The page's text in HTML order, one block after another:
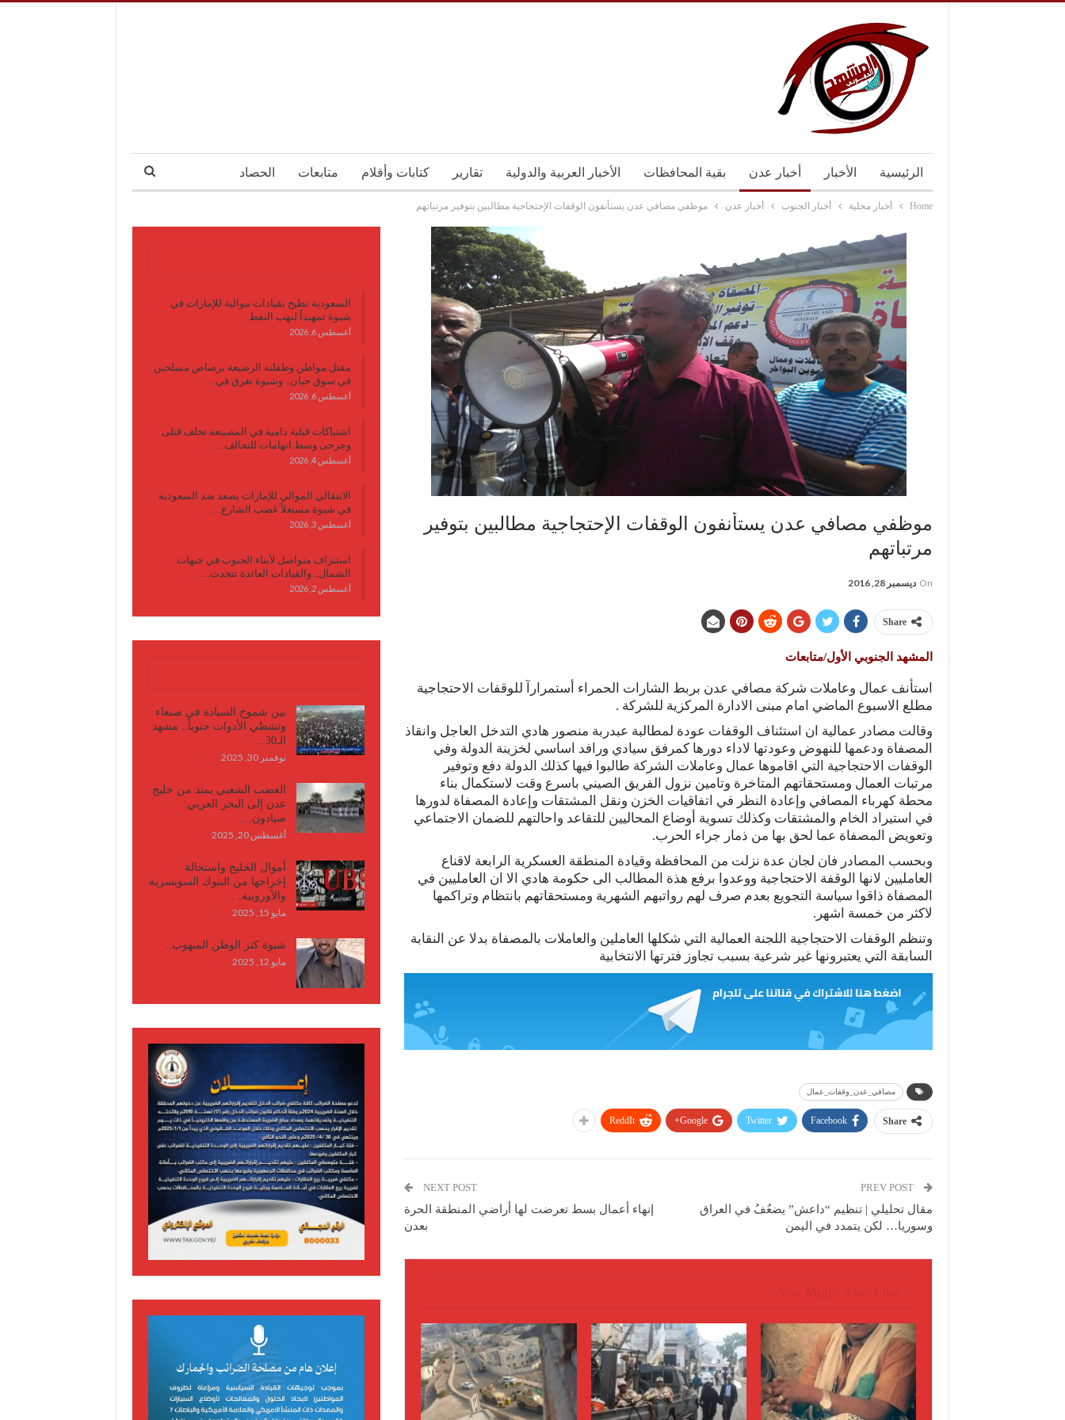
الرئيسية الأخبار أخبار عدن بقية المحافظات الأخبار العربية والدولية تقارير كتابات وأقلام متابعات الحصاد
Home أخبار محلية أخبار الجنوب أخبار عدن موظفي مصافي عدن يستأنفون الوقفات الإحتجاجية مطالبين بتوفير مرتباتهم
موظفي مصافي عدن يستأنفون الوقفات الإحتجاجية مطالبين بتوفير
مرتباتهم
On ديسمبر 28, 2016
Share
المشهد الجنوبي الأول/متابعات
استأنف عمال وعاملات شركة مصافي عدن بربط الشارات الحمراء أستمرارآ للوقفات الاحتجاجية
مطلع الاسبوع الماضي امام مبنى الادارة المركزية للشركة .
وقالت مصادر عمالية ان استئناف الوقفات عودة لمطالبة عبدربة منصور هادي التدخل العاجل وانقاذ
المصفاة ودعمها للنهوض وعودتها لاداء دورها كمرفق سيادي ورافد اساسي لخزينة الدولة وفي
الوقفات الاحتجاجية التي اقاموها عمال وعاملات الشركة طالبوا فيها كذلك الدولة دفع وتوفير
مرتبات العمال ومستحقاتهم المتاخرة وتامين نزول الفريق الصيني باسرع وقت لاستكمال بناء
محطة كهرباء المصافي وإعادة النظر في اتفاقيات الخزن ونقل المشتقات وإعادة المصفاة لدورها
في استيراد الخام والمشتقات وكذلك تسوية أوضاع المحاليين للتقاعد واحالتهم للضمان الاجتماعي
وتعويض المصفاة عما لحق بها من ذمار جراء الحرب.
وبحسب المصادر فان لجان عدة نزلت من المحافظة وقيادة المنطقة العسكرية الرابعة لاقناع
العامليين لانها الوقفة الاحتجاجية ووعدوا برفع هذة المطالب الى حكومة هادي الا ان العامليين في
المصفاة ذاقوا سياسة التجويع بعدم صرف لهم رواتبهم الشهرية ومستحقاتهم بانتظام وتراكمها
لاكثر من خمسة اشهر.
وتنظم الوقفات الاحتجاجية اللجنة العمالية التي شكلها العاملين والعاملات بالمصفاة بدلا عن النقابة
السابقة التي يعتبرونها غير شرعية بسبب تجاوز فترتها الانتخابية
مصافي_عدن_وقفات_عمال
Share
Facebook
Twitter
Google+
ReddIt
مقال تحليلي | تنظيم “داعش” يضعُفُ في العراق
وسوريا… لكن يتمدد في اليمن
NEXT POST
إنهاء أعمال بسط تعرضت لها أراضي المنطقة الحرة
بعدن
السعودية تطيح بقيادات موالية للإمارات في
شبوة تمهيداً لنهب النفط
أغسطس 6, 2026
مقتل مواطن وطفلته الرضيعة برصاص مسلحين
في سوق حبان.. وشبوة تغرق في…
أغسطس 6, 2026
اشتباكات قبلية دامية في المصينعة تخلف قتلى
وجرحى وسط اتهامات للتحالف…
أغسطس 4, 2026
الانتقالي الموالي للإمارات يصعد ضد السعودية
في شبوة مستغلاً غضب الشارع…
أغسطس 3, 2026
استنزاف متواصل لأبناء الجنوب في جبهات
الشمال.. والقيادات العائدة تتحدث…
أغسطس 2, 2026
بين شموخ السيادة في صنعاء
وتشظي الأدوات جنوباً.. مشهد
الـ30…
نوفمبر 30, 2025
الغضب الشعبي يمتد من خليج
عدن إلى البحر العربي:
صيادون…
أغسطس 20, 2025
أموال الخليج واستحالة
إخراجها من البنوك السويسرية
والأوروبية…
مايو 15, 2025
شبوة كنز الوطن المنهوب..
مايو 12, 2025